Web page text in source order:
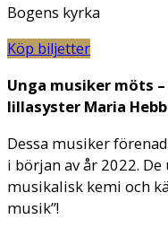
Bogens kyrka
Köp biljetter
Unga musiker möts
lillasyster Maria
Dessa musiker
i början av år 2022.
musikalisk kemi och
musik”!